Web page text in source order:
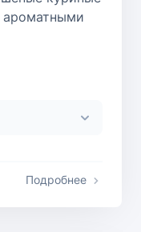
Подробнее